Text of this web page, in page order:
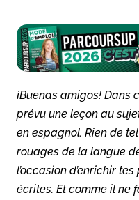
¡Buenas amigos! Dans
prévu une leçon au
en espagnol. Rien de
rouages de la langue
l’occasion d’enrichir
écrites. Et comme il ne